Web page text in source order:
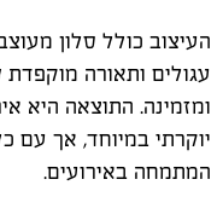
העיצוב כולל סלון
עגולים ותאורה
ומזמינה. התוצאה היא
יוקרתי במיוחד, אך עם
המתמחה באירועים.